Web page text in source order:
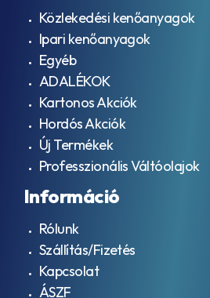
Közlekedési kenőanyagok
Ipari kenőanyagok
Egyéb
ADALÉKOK
Kartonos Akciók
Hordós Akciók
Új Termékek
Professzionális Váltóolajok
Információ
Rólunk
Szállítás/Fizetés
Kapcsolat
ÁSZF